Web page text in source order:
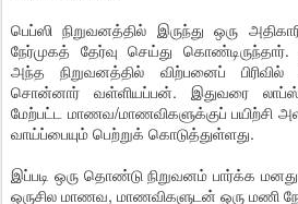
பெப்ஸி நிறுவனத்தில் இருந்து ஒரு
நேர்முகத் தேர்வு செய்து கொண்டிருந்தார்.
அந்த நிறுவனத்தில் விற்பனைப்
சொன்னார் வள்ளியப்பன். இதுவரை
மேற்பட்ட மாணவ/மாணவிகளுக்குப் பயிற்சி
வாய்ப்பையும் பெற்றுக் கொடுத்துள்ளது.
இப்படி ஒரு தொண்டு நிறுவனம் பார்க்க
ஒருசில மாணவ, மாணவிகளுடன் ஒரு மணி